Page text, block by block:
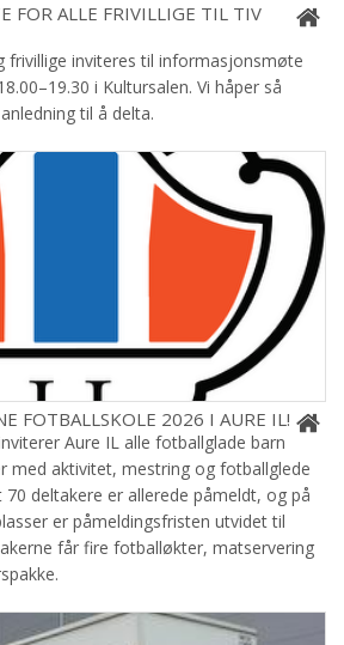
FOR ALLE FRIVILLIGE TIL TIV
frivillige inviteres til informasjonsmøte
i Kultursalen. Vi håper så
til å delta.
FOTBALLSKOLE 2026 I AURE IL!
Aure IL alle fotballglade barn
med aktivitet, mestring og fotballglede
70 deltakere er allerede påmeldt, og på
er påmeldingsfristen utvidet til
får fire fotballøkter, matservering